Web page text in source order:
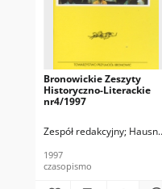
Bronowickie Zeszyty
Historyczno-Literackie
nr4/1997
Zespół redakcyjny
1997
czasopismo